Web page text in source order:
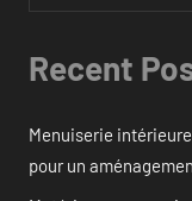
Recent
Menuiserie
pour un